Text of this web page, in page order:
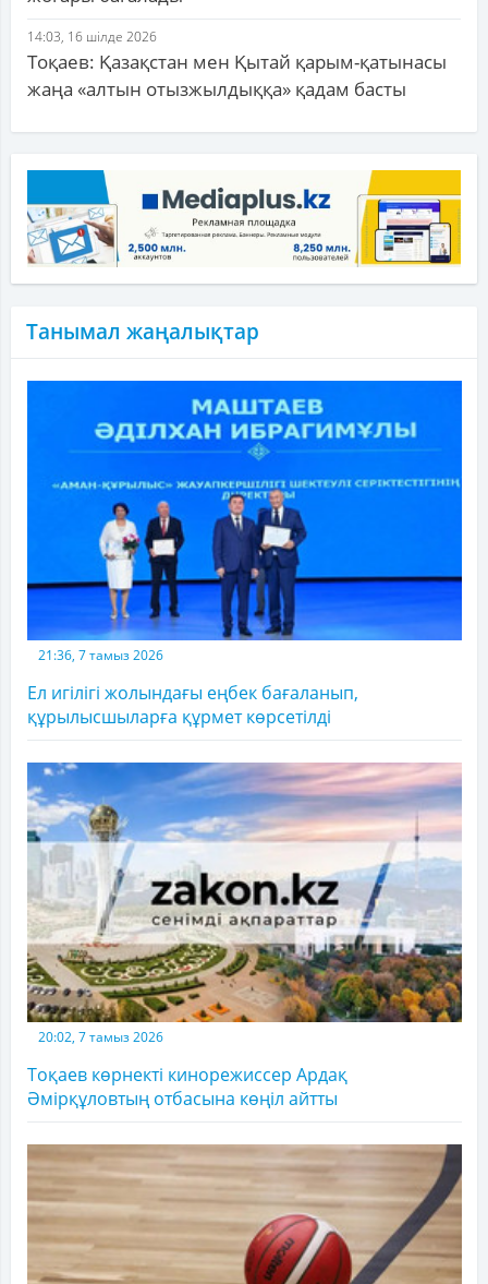
14:03, 16 шілде 2026
Тоқаев: Қазақстан мен Қытай қарым-қатынасы
жаңа «алтын отызжылдыққа» қадам басты
Танымал жаңалықтар
21:36, 7 тамыз 2026
Ел игілігі жолындағы еңбек бағаланып,
құрылысшыларға құрмет көрсетілді
20:02, 7 тамыз 2026
Тоқаев көрнекті кинорежиссер Ардақ
Әмірқұловтың отбасына көңіл айтты